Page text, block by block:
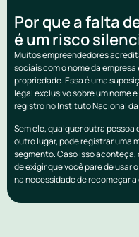
Por que a falta
é um risco
Muitos empreendedores
sociais com o nome da
propriedade. Essa é uma
legal exclusivo sobre um nome
registro no Instituto Nacional
Sem ele, qualquer outra
outro lugar, pode registrar uma
segmento. Caso isso
de exigir que você pare de usar
na necessidade de recomeçar